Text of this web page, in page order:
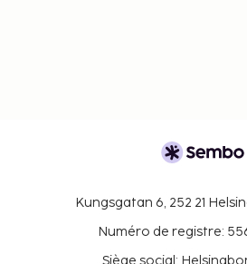
Kungsgatan 6, 252 21
Numéro de registre: